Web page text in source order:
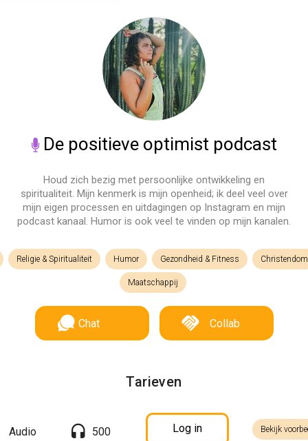
De positieve optimist podcast
Houd zich bezig met persoonlijke ontwikkeling en
spiritualiteit. Mijn kenmerk is mijn openheid; ik deel veel over
mijn eigen processen en uitdagingen op Instagram en mijn
podcast kanaal. Humor is ook veel te vinden op mijn kanalen.
Religie & Spiritualiteit Humor Gezondheid & Fitness Christendom
Maatschappij
Chat Collab
Tarieven
Audio 500 Log in Bekijk